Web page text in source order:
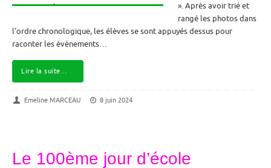
». Après avoir trié et
rangé les photos dans
l’ordre chronologique, les élèves se sont appuyés dessus pour
raconter les évènements…
Lire la suite…
Emeline MARCEAU 8 juin 2024
Le 100ème jour d’école